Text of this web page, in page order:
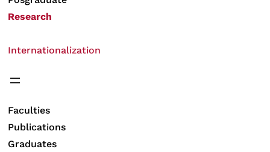
Research
Internationalization
Faculties
Publications
Graduates